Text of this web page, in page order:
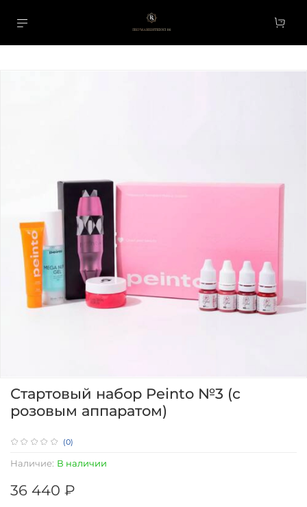
(0)
Наличие: В наличии
Стартовый набор Peinto №3 (с
розовым аппаратом)
36 440 ₽